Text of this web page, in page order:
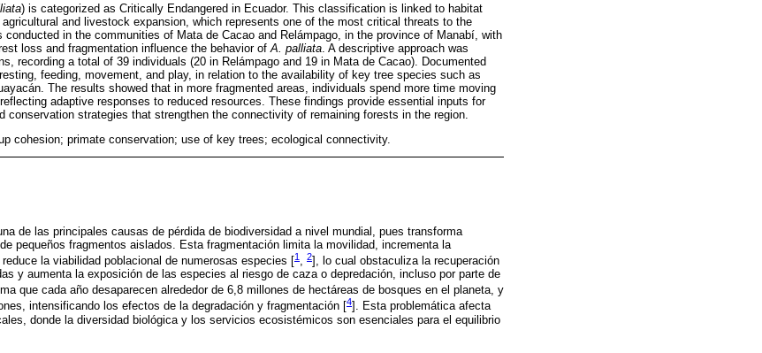
) is categorized as Critically Endangered in Ecuador. This classification is linked to habitat
and livestock expansion, which represents one of the most critical threats to the
conducted in the communities of Mata de Cacao and Relámpago, in the province of Manabí, with
loss and fragmentation influence the behavior of A. palliata . A descriptive approach was
recording a total of 39 individuals (20 in Relámpago and 19 in Mata de Cacao). Documented
feeding, movement, and play, in relation to the availability of key tree species such as
The results showed that in more fragmented areas, individuals spend more time moving
adaptive responses to reduced resources. These findings provide essential inputs for
conservation strategies that strengthen the connectivity of remaining forests in the region.
cohesion; primate conservation; use of key trees; ecological connectivity.
de las principales causas de pérdida de biodiversidad a nivel mundial, pues transforma
pequeños fragmentos aislados. Esta fragmentación limita la movilidad, incrementa la
la viabilidad poblacional de numerosas especies [1 , 2], lo cual obstaculiza la recuperación
y aumenta la exposición de las especies al riesgo de caza o depredación, incluso por parte de
que cada año desaparecen alrededor de 6,8 millones de hectáreas de bosques en el planeta, y
intensificando los efectos de la degradación y fragmentación [
4 ]. Esta problemática afecta
donde la diversidad biológica y los servicios ecosistémicos son esenciales para el equilibrio